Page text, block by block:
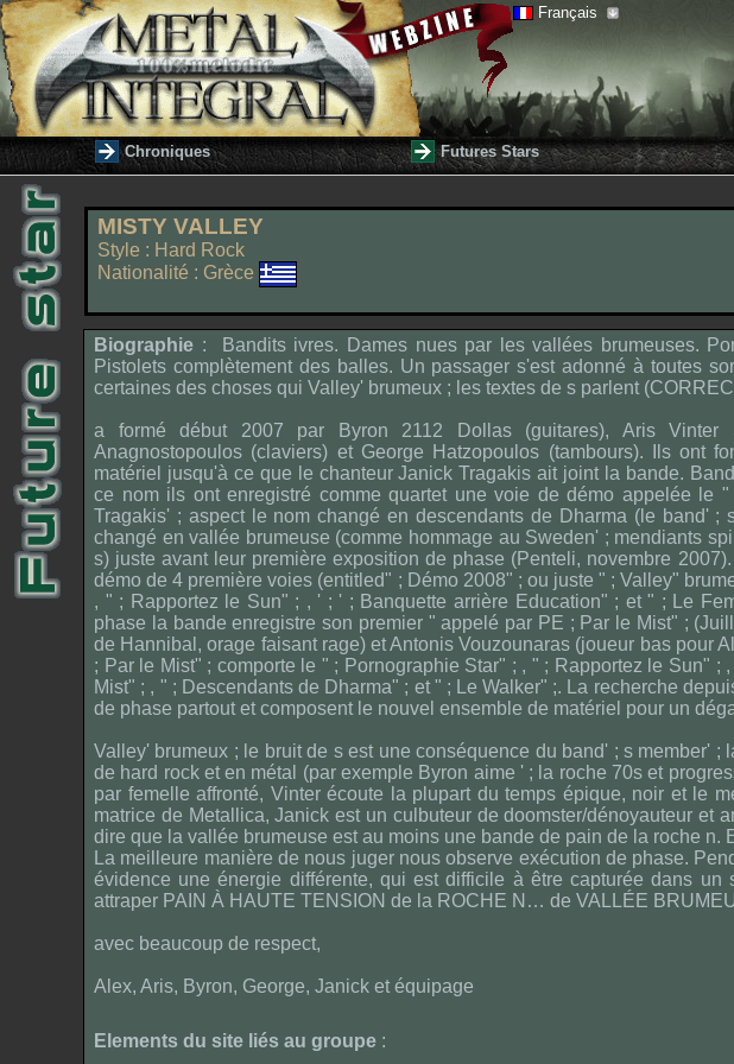
Français
Chroniques Futures Stars
MISTY VALLEY
Style : Hard Rock
Nationalité : Grèce
Biographie : Bandits ivres. Dames nues par les vallées brumeuses.
Pistolets complètement des balles. Un passager s'est adonné à toutes
certaines des choses qui Valley' brumeux ; les textes de s parlent
a formé début 2007 par Byron 2112 Dollas (guitares), Aris Vinter
Anagnostopoulos (claviers) et George Hatzopoulos (tambours). Ils ont
matériel jusqu'à ce que le chanteur Janick Tragakis ait joint la bande.
ce nom ils ont enregistré comme quartet une voie de démo appelée le
Tragakis' ; aspect le nom changé en descendants de Dharma (le band'
changé en vallée brumeuse (comme hommage au Sweden' ; mendiants
s) juste avant leur première exposition de phase (Penteli, novembre
démo de 4 première voies (entitled" ; Démo 2008" ; ou juste " ; Valley"
, " ; Rapportez le Sun" ; , ' ; ' ; Banquette arrière Education" ; et " ; Le
phase la bande enregistre son premier " appelé par PE ; Par le Mist" ;
de Hannibal, orage faisant rage) et Antonis Vouzounaras (joueur bas pour
; Par le Mist" ; comporte le " ; Pornographie Star" ; , " ; Rapportez le Sun" ;
Mist" ; , " ; Descendants de Dharma" ; et " ; Le Walker" ;. La recherche
de phase partout et composent le nouvel ensemble de matériel pour un
Valley' brumeux ; le bruit de s est une conséquence du band' ; s member'
de hard rock et en métal (par exemple Byron aime ' ; la roche 70s et
par femelle affronté, Vinter écoute la plupart du temps épique, noir et le
matrice de Metallica, Janick est un culbuteur de doomster/dénoyauteur et
dire que la vallée brumeuse est au moins une bande de pain de la roche n.
La meilleure manière de nous juger nous observe exécution de phase.
évidence une énergie différente, qui est difficile à être capturée dans un
attraper PAIN À HAUTE TENSION de la ROCHE N… de VALLÉE
avec beaucoup de respect,
Alex, Aris, Byron, George, Janick et équipage
Elements du site liés au groupe :